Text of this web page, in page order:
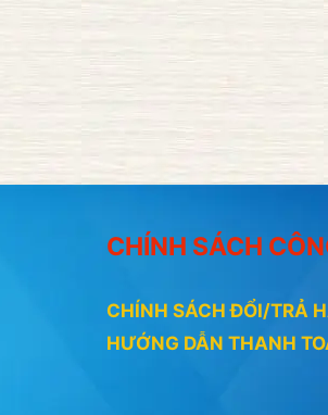
CHÍNH SÁCH
CHÍNH SÁCH ĐỔI/TRẢ
HƯỚNG DẪN THANH